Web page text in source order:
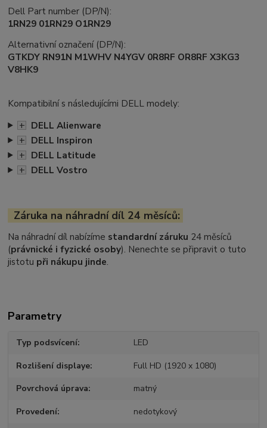
Dell Part number (DP/N):
1RN29 01RN29 O1RN29
Alternativní označení (DP/N):
GTKDY RN91N M1WHV N4YGV 0R8RF OR8RF X3KG3
V8HK9
Kompatibilní s následujícími DELL modely:
+ DELL Alienware
+ DELL Inspiron
+ DELL Latitude
+ DELL Vostro
Záruka na náhradní díl 24 měsíců:
Na náhradní díl nabízíme standardní záruku 24 měsíců
(právnické i fyzické osoby). Nenechte se připravit o tuto
jistotu při nákupu jinde.
Parametry
Typ podsvícení LED
Rozlišení displaye Full HD (1920 x 1080)
Povrchová úprava matný
Provedení nedotykový